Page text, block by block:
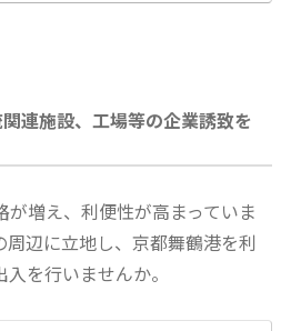
連施設、工場等の企業誘致を
増え、利便性が高まっていま
周辺に立地し、京都舞鶴港を利
を行いませんか。